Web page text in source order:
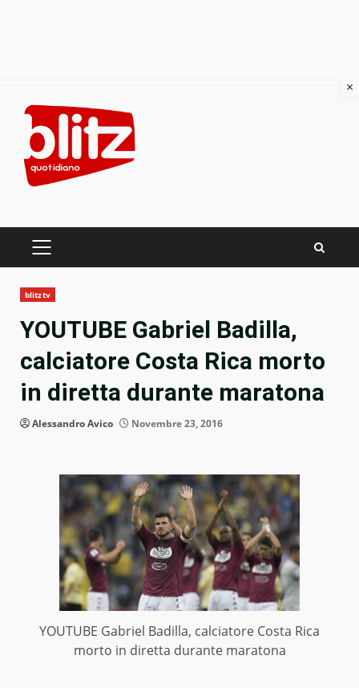
content
PRIMARY
blitztv
YOUTUBE Gabriel Badilla,
calciatore Costa Rica morto
in diretta durante maratona
Alessandro Avico Novembre 23, 2016
YOUTUBE Gabriel Badilla, calciatore Costa Rica
morto in diretta durante maratona
×